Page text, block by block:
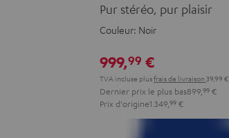
Pur stéréo, pur plaisir
Couleur: Noir
999,99 €
TVA incluse plusfrais de livraison 39,99 €
Dernier prix le plus bas899, 99 €
Prix d'origine1.349, 99 €